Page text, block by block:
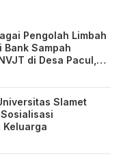
Pengolah Limbah
Sampah
di Desa Pacul,
Slamet
Keluarga